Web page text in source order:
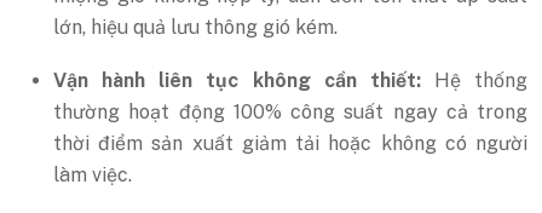
lớn, hiệu quả lưu thông gió kém.
Vận hành liên tục không cần thiết:Hệ thống
thường hoạt động 100% công suất ngay cả trong
thời điểm sản xuất giảm tải hoặc không có người
làm việc.